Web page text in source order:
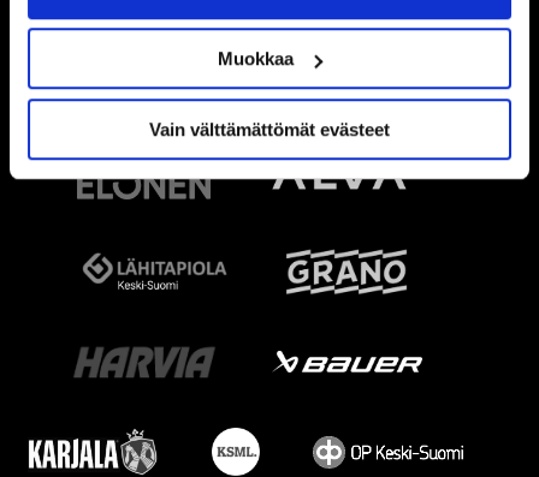
Muokkaa
Vain välttämättömät evästeet